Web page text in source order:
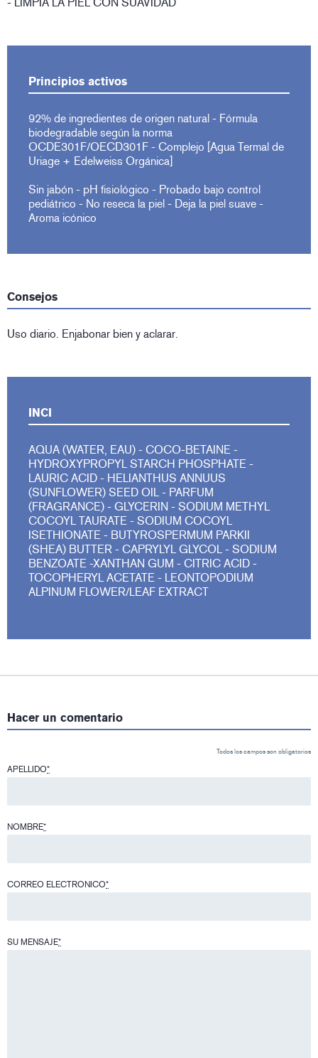
Principios activos
92% de ingredientes de origen natural - Fórmula
biodegradable según la norma
OCDE301F/OECD301F - Complejo [Agua Termal de
Uriage + Edelweiss Orgánica]
Sin jabón - pH fisiológico - Probado bajo control
pediátrico - No reseca la piel - Deja la piel suave -
Aroma icónico
Consejos
Uso diario. Enjabonar bien y aclarar.
INCI
AQUA (WATER, EAU) - COCO-BETAINE -
HYDROXYPROPYL STARCH PHOSPHATE -
LAURIC ACID - HELIANTHUS ANNUUS
(SUNFLOWER) SEED OIL - PARFUM
(FRAGRANCE) - GLYCERIN - SODIUM METHYL
COCOYL TAURATE - SODIUM COCOYL
ISETHIONATE - BUTYROSPERMUM PARKII
(SHEA) BUTTER - CAPRYLYL GLYCOL - SODIUM
BENZOATE -XANTHAN GUM - CITRIC ACID -
TOCOPHERYL ACETATE - LEONTOPODIUM
ALPINUM FLOWER/LEAF EXTRACT
Hacer un comentario
Todos los campos son obligatorios
APELLIDO*
NOMBRE*
CORREO ELECTRONICO*
SU MENSAJE*